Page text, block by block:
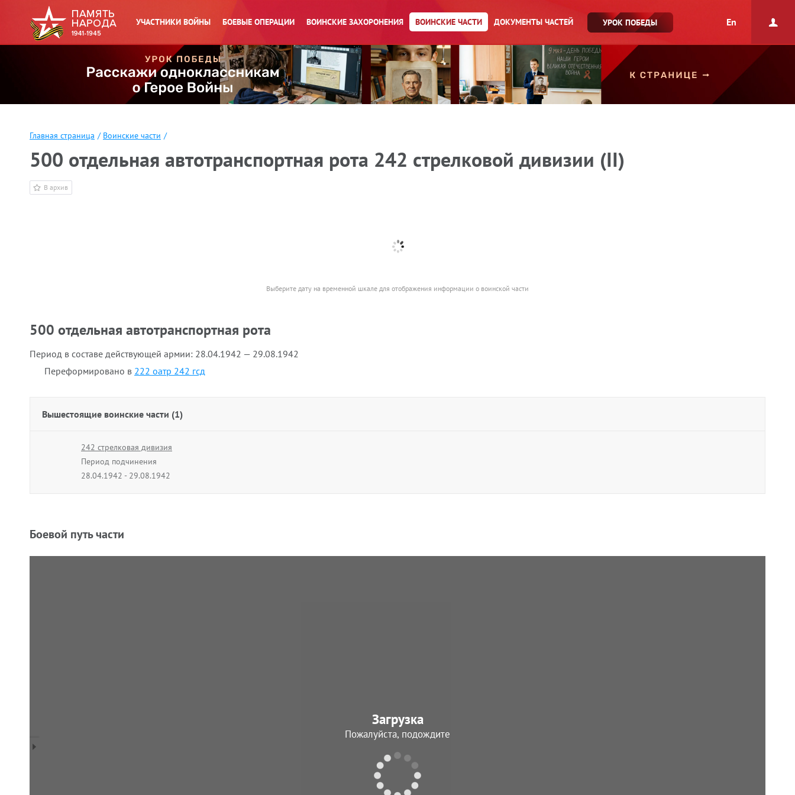
УЧАСТНИКИ ВОЙНЫ БОЕВЫЕ ОПЕРАЦИИ ВОИНСКИЕ ЗАХОРОНЕНИЯ ВОИНСКИЕ ЧАСТИ ДОКУМЕНТЫ ЧАСТЕЙ УРОК ПОБЕДЫ En
Главная страница / Воинские части /
500 отдельная автотранспортная рота 242 стрелковой дивизии (II)
В архив
Выберите дату на временной шкале для отображения информации о воинской части
500 отдельная автотранспортная рота
Период в составе действующей армии: 28.04.1942 — 29.08.1942
Переформировано в 222 оатр 242 гсд
Вышестоящие воинские части (1)
242 стрелковая дивизия
Период подчинения
28.04.1942 - 29.08.1942
Боевой путь части
Загрузка
Пожалуйста, подождите